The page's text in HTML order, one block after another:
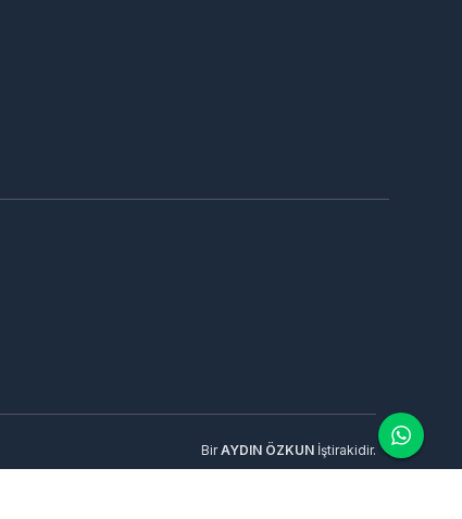
BirAYDIN ÖZKUNİştirakidir.